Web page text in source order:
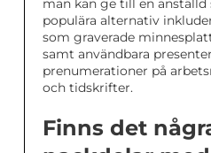
man kan ge till en anställd
populära alternativ
som graverade
samt användbara
prenumerationer på
och tidskrifter.
Finns det